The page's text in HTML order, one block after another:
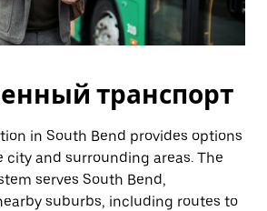
транспорт
in South Bend provides options
and surrounding areas. The
serves South Bend,
suburbs, including routes to